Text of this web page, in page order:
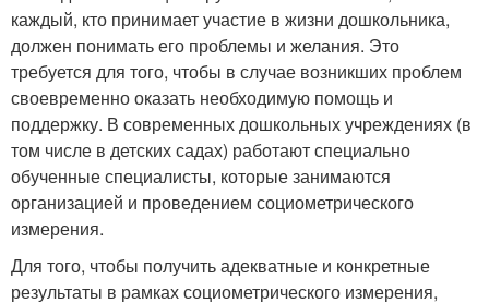
каждый, кто принимает участие в жизни дошкольника,
должен понимать его проблемы и желания. Это
требуется для того, чтобы в случае возникших проблем
своевременно оказать необходимую помощь и
поддержку. В современных дошкольных учреждениях (в
том числе в детских садах) работают специально
обученные специалисты, которые занимаются
организацией и проведением социометрического
измерения.
Для того, чтобы получить адекватные и конкретные
результаты в рамках социометрического измерения,